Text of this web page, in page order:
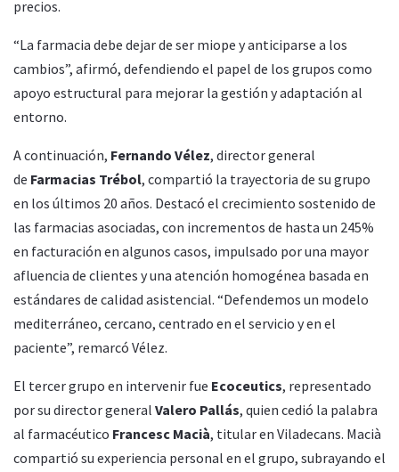
precios.
“La farmacia debe dejar de ser miope y anticiparse a los
cambios”, afirmó, defendiendo el papel de los grupos como
apoyo estructural para mejorar la gestión y adaptación al
entorno.
A continuación, Fernando Vélez, director general
de Farmacias Trébol, compartió la trayectoria de su grupo
en los últimos 20 años. Destacó el crecimiento sostenido de
las farmacias asociadas, con incrementos de hasta un 245%
en facturación en algunos casos, impulsado por una mayor
afluencia de clientes y una atención homogénea basada en
estándares de calidad asistencial. “Defendemos un modelo
mediterráneo, cercano, centrado en el servicio y en el
paciente”, remarcó Vélez.
El tercer grupo en intervenir fue Ecoceutics, representado
por su director general Valero Pallás, quien cedió la palabra
al farmacéutico Francesc Macià, titular en Viladecans. Macià
compartió su experiencia personal en el grupo, subrayando el